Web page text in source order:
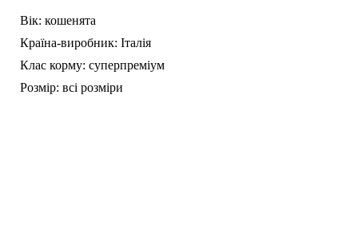
Вік: кошенята
Країна-виробник: Італія
Клас корму: суперпреміум
Розмір: всі розміри